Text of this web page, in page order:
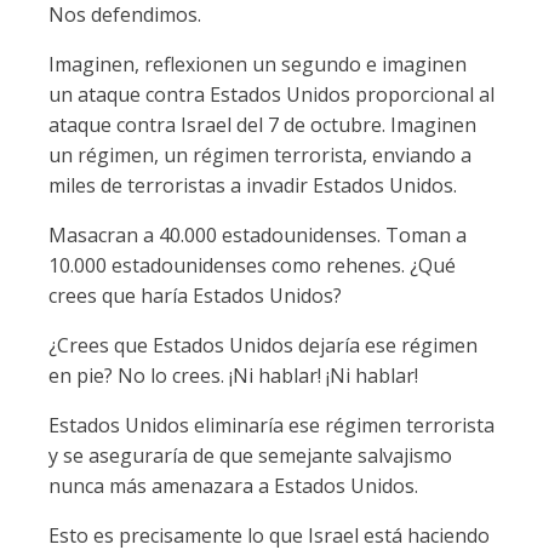
Nos defendimos.
Imaginen, reflexionen un segundo e imaginen
un ataque contra Estados Unidos proporcional al
ataque contra Israel del 7 de octubre. Imaginen
un régimen, un régimen terrorista, enviando a
miles de terroristas a invadir Estados Unidos.
Masacran a 40.000 estadounidenses. Toman a
10.000 estadounidenses como rehenes. ¿Qué
crees que haría Estados Unidos?
¿Crees que Estados Unidos dejaría ese régimen
en pie? No lo crees. ¡Ni hablar! ¡Ni hablar!
Estados Unidos eliminaría ese régimen terrorista
y se aseguraría de que semejante salvajismo
nunca más amenazara a Estados Unidos.
Esto es precisamente lo que Israel está haciendo